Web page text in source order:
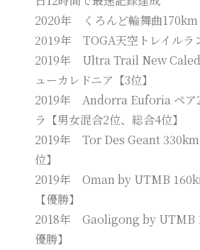
2020年 くろんど輪舞曲170km
2019年 TOGA天空トレイルラ
2019年 Ultra Trail New
ューカレドニア【3位】
2019年 Andorra Euforia ペ
ラ【男女混合2位、総合4位】
2019年 Tor Des Geant
位】
2019年 Oman by UTMB
【優勝】
2018年 Gaoligong by UTMB
優勝】